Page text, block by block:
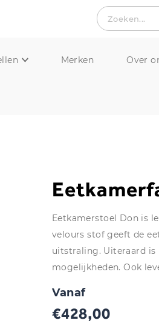
Zoeken...
Merken Over
Eetkamerstoel Don is
velours stof geeft de
uitstraling. Uiteraard is
mogelijkheden. Ook
Vanaf
€428,00